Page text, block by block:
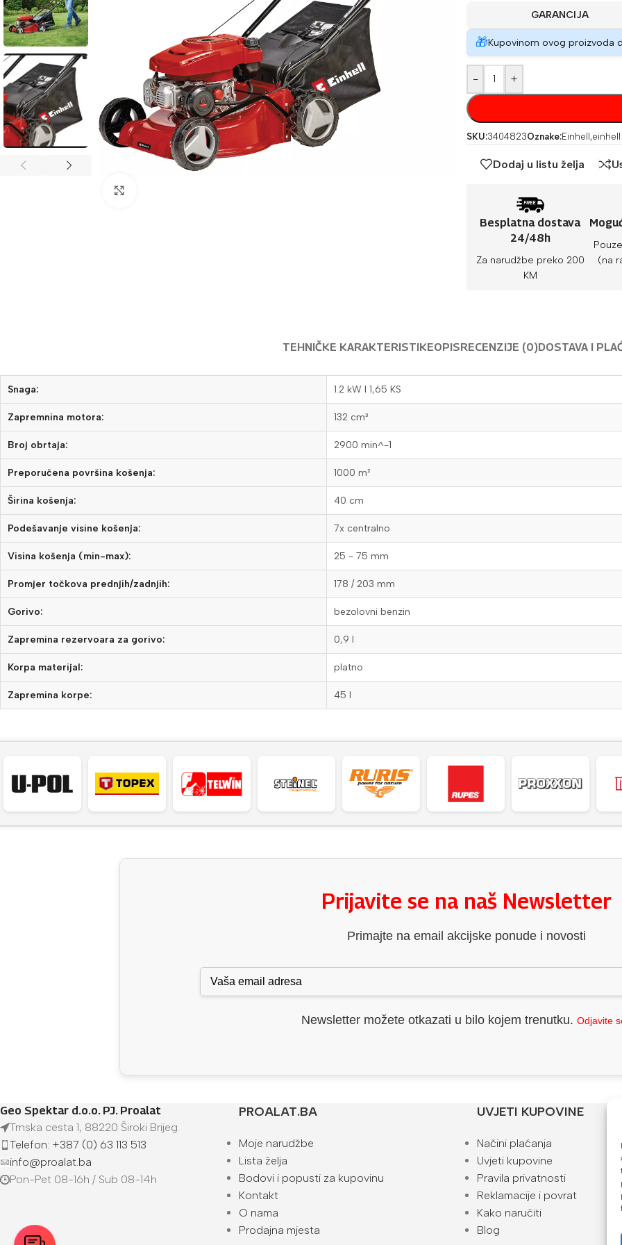
GARANCIJA
🎁Kupovinom ovog proizvoda
- +
SKU:3404823Oznake:Einhell,einhell
Dodaj u listu želja
Besplatna dostava
24/48h
Za narudžbe preko 200
KM
(na
TEHNIČKE KARAKTERISTIKEOPISRECENZIJE (0)DOSTAVA I
Snaga: 1.2 kW l 1,65 KS
Zapremnina motora: 132 cm³
Broj obrtaja: 2900 min^-1
Preporučena površina košenja: 1000 m²
Širina košenja: 40 cm
Podešavanje visine košenja: 7x centralno
Visina košenja (min-max): 25 - 75 mm
Promjer točkova prednjih/zadnjih: 178 / 203 mm
Gorivo: bezolovni benzin
Zapremina rezervoara za gorivo: 0,9 l
Korpa materijal: platno
Zapremina korpe: 45 l
Prijavite se na naš Newsletter
Primajte na email akcijske ponude i novosti
Newsletter možete otkazati u bilo kojem trenutku. Odjavite
Geo Spektar d.o.o. PJ. Proalat
Trnska cesta 1, 88220 Široki Brijeg
Telefon: +387 (0) 63 113 513
info@proalat.ba
Pon-Pet 08-16h / Sub 08-14h
PROALAT.BA
Moje narudžbe
Lista želja
Bodovi i popusti za kupovinu
Kontakt
O nama
Prodajna mjesta
UVJETI KUPOVINE
Načini plaćanja
Uvjeti kupovine
Pravila privatnosti
Reklamacije i povrat
Kako naručiti
Blog